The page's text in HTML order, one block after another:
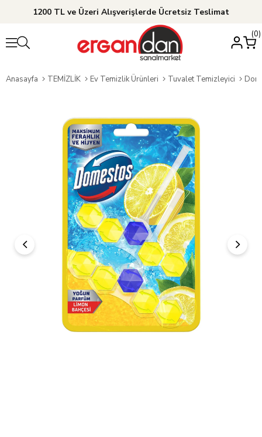
1200 TL ve Üzeri Alışverişlerde Ücretsiz Teslimat
0
Anasayfa TEMİZLİK Ev Temizlik Ürünleri Tuvalet Temizleyici